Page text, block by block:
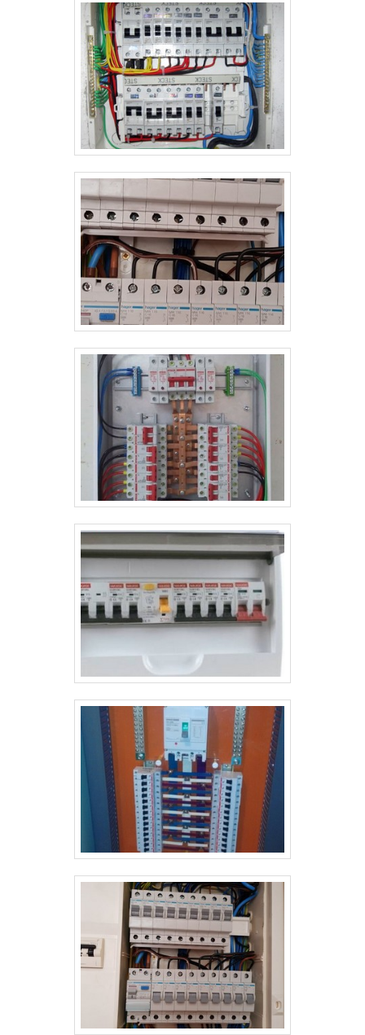
a um time com equipe multidisciplinar de consultores
associados e profissionais qualificados, comprovam
sua essência de trazer o melhor para todos os